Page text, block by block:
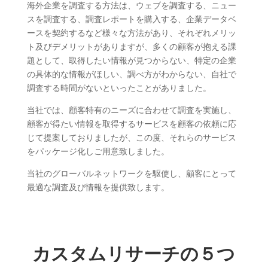
海外企業を調査する方法は、ウェブを調査する、ニュー
スを調査する、調査レポートを購入する、企業データベ
ースを契約するなど様々な方法があり、それぞれメリッ
ト及びデメリットがありますが、多くの顧客が抱える課
題として、取得したい情報が見つからない、特定の企業
の具体的な情報がほしい、調べ方がわからない、自社で
調査する時間がないといったことがありました。
当社では、顧客特有のニーズに合わせて調査を実施し、
顧客が得たい情報を取得するサービスを顧客の依頼に応
じて提案しておりましたが、この度、それらのサービス
をパッケージ化しご用意致しました。
当社のグローバルネットワークを駆使し、顧客にとって
最適な調査及び情報を提供致します。
カスタムリサーチの５つ